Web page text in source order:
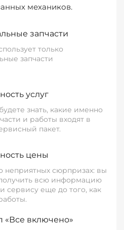
механиков.
запчасти
только
запчасти
услуг
знать, какие именно
и работы входят в
пакет.
цены
неприятных сюрпризах: вы
всю информацию
сервису еще до того, как
«Все включено»